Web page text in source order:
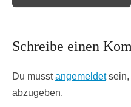
Schreibe einen
Du musstangemeldetsein,
abzugeben.